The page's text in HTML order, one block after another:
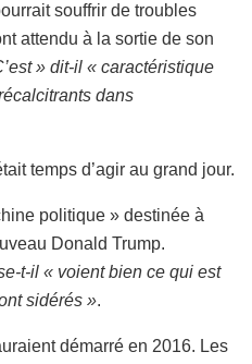
souffrir de troubles
attendu à la sortie de son
» dit-il « caractéristique
dans
temps d’agir au grand jour.
politique » destinée à
Donald Trump.
t-il « voient bien ce qui est
sidérés ».
démarré en 2016. Les